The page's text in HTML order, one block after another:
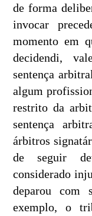
de forma
invocar
momento em
decidendi,
sentença
algum
restrito da
sentença
árbitros
de seguir
considerado
deparou com
exemplo, o